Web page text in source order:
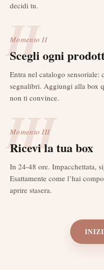
decidi tu.
II
MomentoII
Scegli ogni
Entra nel catalogo
segnalibri. Aggiungi alla box
non ti convince.
III
MomentoIII
Ricevi la tua box
In 24-48 ore. Impacchettata,
Esattamente come l’hai
aprire stasera.